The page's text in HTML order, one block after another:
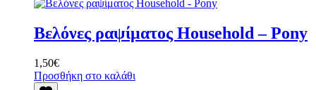
πολλαπλές
Οι
επιλογές
επιλεγούν
Βελόνες ραψίματος Household – Pony
1,50€
Προσθήκη στο καλάθι